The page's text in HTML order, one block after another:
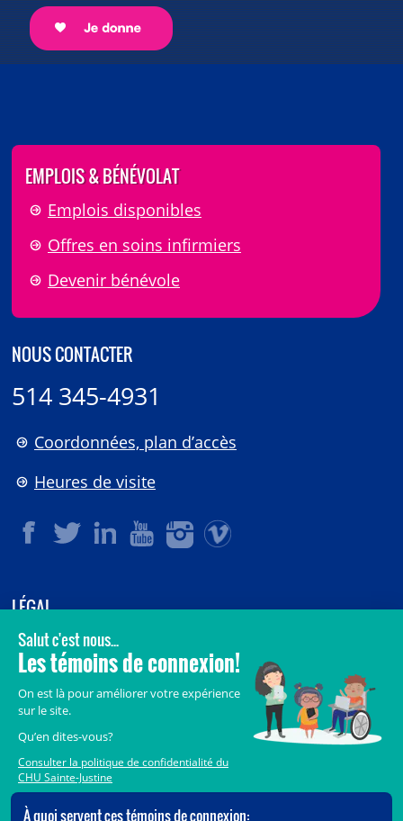
EMPLOIS & BÉNÉVOLAT
Emplois disponibles
Offres en soins infirmiers
Devenir bénévole
NOUS CONTACTER
514 345-4931
Coordonnées, plan d’accès
Heures de visite
LÉGAL
© 2006-2026CHU Sainte-Justine.
Tous droits réservés.
Crédits
Accès aux documents des organismes publics